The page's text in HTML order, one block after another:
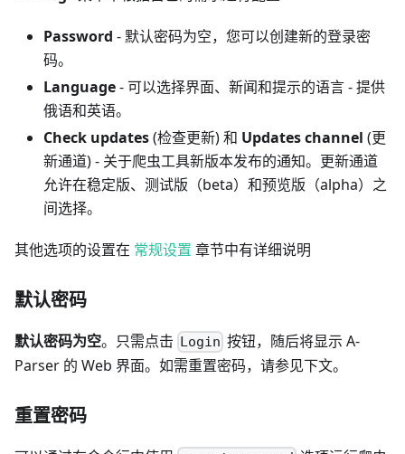
Password - 默认密码为空，您可以创建新的登录密
码。
Language- 可以选择界面、新闻和提示的语言 - 提供
俄语和英语。
Check updates(检查更新) 和 Updates channel (更
新通道) - 关于爬虫工具新版本发布的通知。更新通道
允许在稳定版、测试版（beta）和预览版（alpha）之
间选择。
其他选项的设置在 常规设置 章节中有详细说明
默认密码
默认密码为空。只需点击 Login 按钮，随后将显示 A-
Parser 的 Web 界面。如需重置密码，请参见下文。
重置密码